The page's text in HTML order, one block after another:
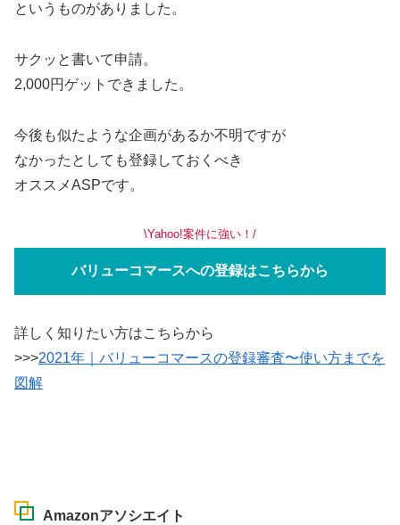
というものがありました。
サクッと書いて申請。
2,000円ゲットできました。
今後も似たような企画があるか不明ですが
なかったとしても登録しておくべき
オススメASPです。
\Yahoo!案件に強い！/
バリューコマースへの登録はこちらから
詳しく知りたい方はこちらから
>>>2021年｜バリューコマースの登録審査〜使い方までを
図解
Amazonアソシエイト